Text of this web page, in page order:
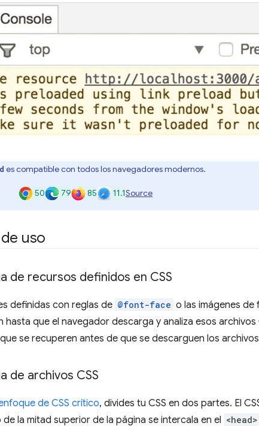
es compatible con todos los navegadores modernos.
50 79 85 11.1Source
uso
de recursos definidos en CSS
definidas con reglas de @font-face o las imágenes de
hasta que el navegador descarga y analiza esos
se recuperen antes de que se descarguen los archivos
de archivos CSS
de CSS crítico, divides tu CSS en dos partes. El
la mitad superior de la página se intercala en el <head>